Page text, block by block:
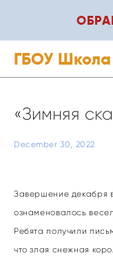
ГБОУ Школа
December 30, 2022
«Зимняя
Завершение декабря
ознаменовалось
Ребята получили
что злая снежная